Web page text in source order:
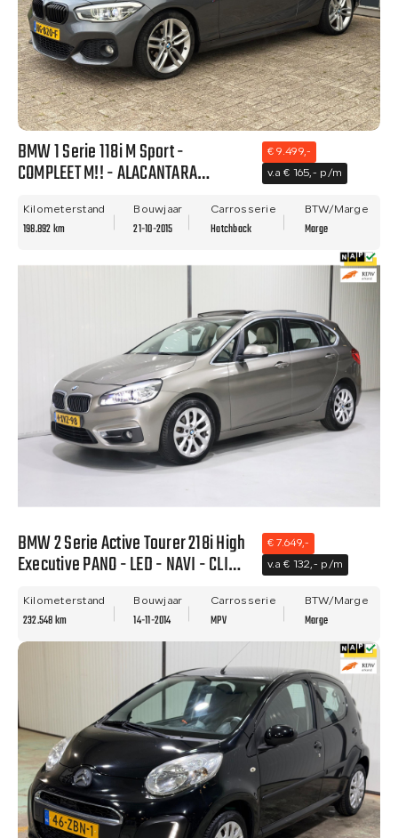
BMW 1 Serie 118i M Sport -
COMPLEET M!! - ALACANTARA
APK!!
€ 9.499,-
v.a € 165,- p/m
Kilometerstand
198.892 km
Bouwjaar
21-10-2015
Carrosserie
Hatchback
BTW/Marge
Marge
BMW 2 Serie Active Tourer 218i High
Executive PANO - LED - NAVI - CLIMA
€ 7.649,-
v.a € 132,- p/m
Kilometerstand
232.548 km
Bouwjaar
14-11-2014
Carrosserie
MPV
BTW/Marge
Marge